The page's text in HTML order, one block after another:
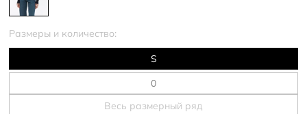
Размеры и количество:
S
Весь размерный ряд